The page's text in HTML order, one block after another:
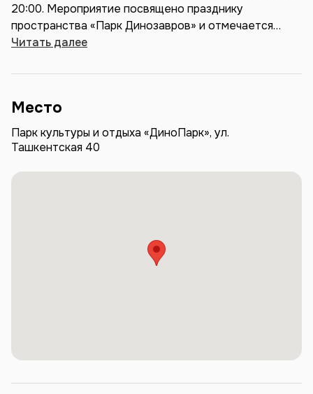
20:00. Мероприятие посвящено празднику
пространства «Парк Динозавров» и отмечается
ежегодно. На нашем фестивале Вы найдете
Вас ждёт много развлекательных и интерактивных
вечеринка, Научное шоу, Шоу красок, интерактивные
зоны с развлечениями и аниматорами, Различные
мастер-классы, Большие розыгрыши и подарки от
веселым ведущим, Зоны с настольными играми, Зоны
Читать далее
Место
Парк культуры и отдыха «ДиноПарк», ул.
Ташкентская 40